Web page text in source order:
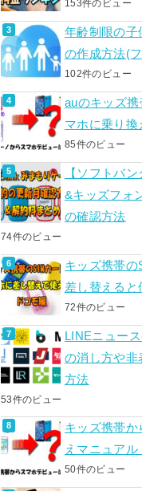
153件のビュー
年齢制限の子
の作成方法(
102件のビュー
auのキッズ携
マホに乗り換
85件のビュー
【ソフトバ
&キッズフォ
の確認方法
74件のビュー
キッズ携帯の
差し替える
72件のビュー
LINEニュー
の消し方や非
方法
53件のビュー
キッズ携帯
えマニュアル
50件のビュー